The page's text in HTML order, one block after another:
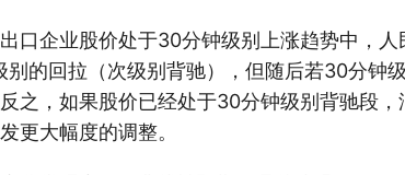
口企业股价处于30分钟级别上涨趋势中，
别的回拉（次级别背驰），但随后若30分钟
之，如果股价已经处于30分钟级别背驰段
更大幅度的调整。